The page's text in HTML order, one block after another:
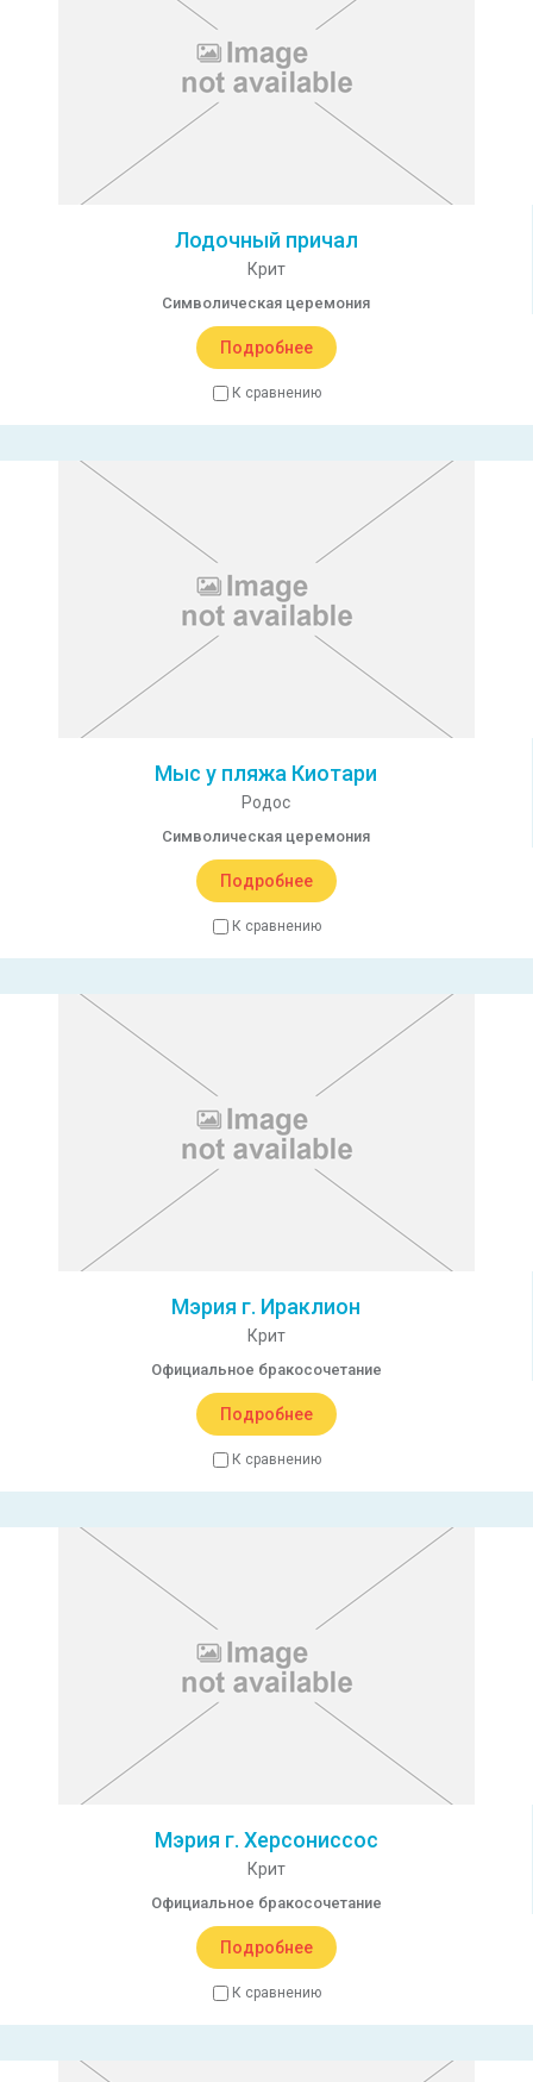
Лодочный причал
Крит
Символическая церемония
Подробнее
К сравнению
Мыс у пляжа Киотари
Родос
Символическая церемония
Подробнее
К сравнению
Мэрия г. Ираклион
Крит
Официальное бракосочетание
Подробнее
К сравнению
Мэрия г. Херсониссос
Крит
Официальное бракосочетание
Подробнее
К сравнению